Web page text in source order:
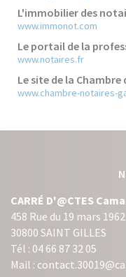
L'immobilier des
www.immonot.com
Le portail de la
www.notaires.fr
Le site de la
www.chambre-notaires-
CARRÉ D'@CTES
458 Rue du 19 mars 1962
30800 SAINT GILLES
Tél : 04 66 87 32 05
Mail :